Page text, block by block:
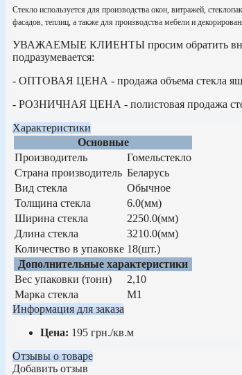
Стекло используется для производства окон, витражей,
фасадов, теплиц, а также для производства мебели и
УВАЖАЕМЫЕ КЛИЕНТЫ просим обратить
подразумевается:
- ОПТОВАЯ ЦЕНА - продажа объема стекла
- РОЗНИЧНАЯ ЦЕНА - полистовая продажа
Характеристики
Основные
Производитель
Гомельстекло
Страна производитель Беларусь
Вид стекла
Обычное
Толщина стекла
6.0(мм)
Ширина стекла
2250.0(мм)
Длина стекла
3210.0(мм)
Количество в упаковке 18(шт.)
Дополнительные характеристики
Вес упаковки (тонн)
2,10
Марка стекла
М1
Информация для заказа
Цена: 195 грн./кв.м
Отзывы о товаре
Добавить отзыв